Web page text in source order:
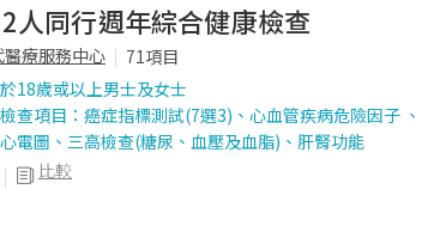
人同行週年綜合健康檢查
醫療服務中心
71項目
18歲或以上男士及女士
查項目：癌症指標測試(7選3)、心血管疾病危險因子 、
電圖、三高檢查(糖尿、血壓及血脂)、肝腎功能
比較